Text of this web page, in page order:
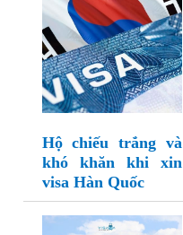
Hộ chiếu trắng và
khó khăn khi xin
visa Hàn Quốc